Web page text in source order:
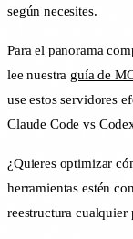
según necesites.
Para el panorama
lee nuestra guía de
use estos servidores
Claude Code vs
¿Quieres optimizar
herramientas estén
reestructura cualquier